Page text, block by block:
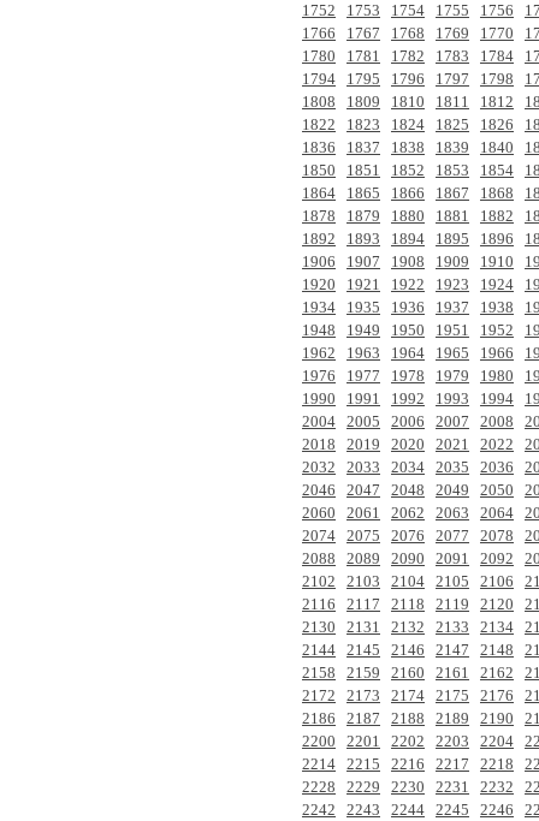
1752
1753 1754 1755 1756
1766
1767 1768 1769 1770
1780
1781 1782 1783 1784
1794
1795 1796 1797 1798
1808
1809 1810 1811 1812
1822
1823 1824 1825 1826
1836
1837 1838 1839 1840
1850
1851 1852 1853 1854
1864
1865 1866 1867 1868
1878
1879 1880 1881 1882
1892
1893 1894 1895 1896
1906
1907 1908 1909 1910
1920
1921 1922 1923 1924
1934
1935 1936 1937 1938
1948
1949 1950 1951 1952
1962
1963 1964 1965 1966
1976
1977 1978 1979 1980
1990
1991 1992 1993 1994
2004 2005 2006 2007 2008
2018
2019 2020 2021 2022
2032
2033 2034 2035 2036
2046
2047 2048 2049 2050
2060
2061 2062 2063 2064
2074 2075 2076 2077 2078
2088
2089 2090 2091 2092
2102
2103 2104 2105 2106
2116
2117 2118 2119 2120
2130
2131 2132 2133 2134
2144 2145 2146 2147 2148
2158
2159 2160 2161 2162
2172
2173 2174 2175 2176
2186
2187 2188 2189 2190
2200
2201 2202 2203 2204
2214 2215 2216 2217 2218
2228
2229 2230 2231 2232
2242
2243 2244 2245 2246